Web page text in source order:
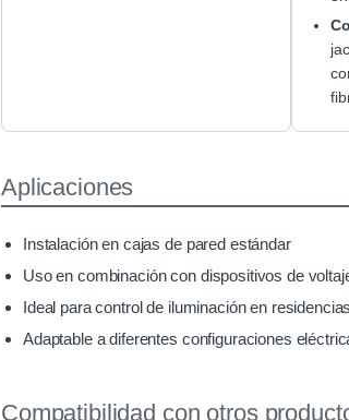
Aplicaciones
Instalación en cajas de pared estándar
Uso en combinación con dispositivos de
Ideal para control de iluminación en
Adaptable a diferentes configuraciones
Compatibilidad con otros